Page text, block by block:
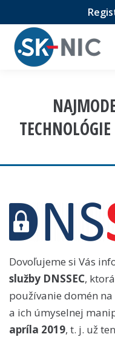
Dovoľujeme si Vás
služby DNSSEC,
používanie domén
a ich úmyselnej
apríla 2019, t. j. už